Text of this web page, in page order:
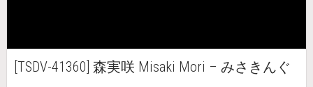
[TSDV-41360] 森実咲 Misaki Mori – みさきんぐ